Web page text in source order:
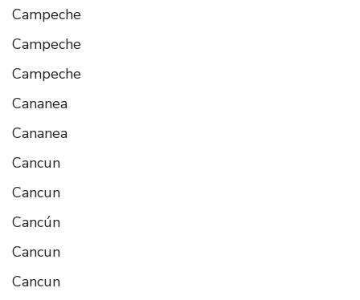
Campeche
Campeche
Campeche
Cananea
Cananea
Cancun
Cancun
Cancún
Cancun
Cancun